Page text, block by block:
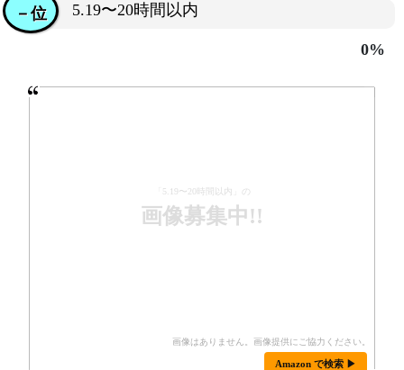
5.19〜20時間以内
－位
0%
「5.19〜20時間以内」の
画像募集中!!
Amazon で検索 ▶